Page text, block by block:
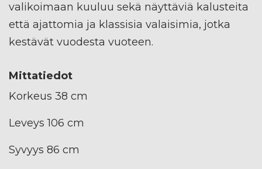
valikoimaan kuuluu sekä näyttäviä kalusteita
että ajattomia ja klassisia valaisimia, jotka
kestävät vuodesta vuoteen.
Mittatiedot
Korkeus 38 cm
Leveys 106 cm
Syvyys 86 cm